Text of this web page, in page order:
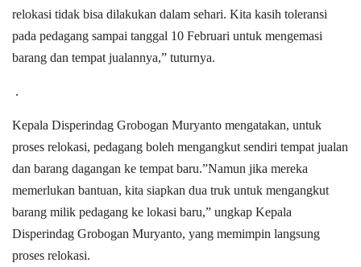
relokasi tidak bisa dilakukan dalam sehari. Kita kasih toleransi
pada pedagang sampai tanggal 10 Februari untuk mengemasi
barang dan tempat jualannya,” tuturnya.
.
Kepala Disperindag Grobogan Muryanto mengatakan, untuk
proses relokasi, pedagang boleh mengangkut sendiri tempat jualan
dan barang dagangan ke tempat baru.”Namun jika mereka
memerlukan bantuan, kita siapkan dua truk untuk mengangkut
barang milik pedagang ke lokasi baru,” ungkap Kepala
Disperindag Grobogan Muryanto, yang memimpin langsung
proses relokasi.